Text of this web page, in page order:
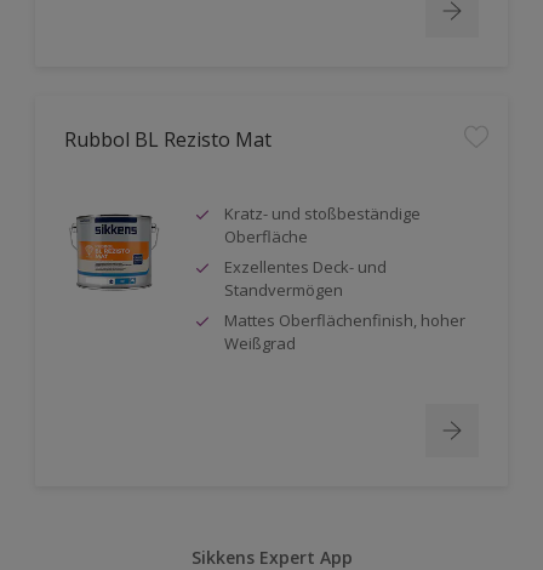
Rubbol BL Rezisto Mat
Kratz- und stoßbeständige
Oberfläche
Exzellentes Deck- und
Standvermögen
Mattes Oberflächenfinish, hoher
Weißgrad
Sikkens Expert App